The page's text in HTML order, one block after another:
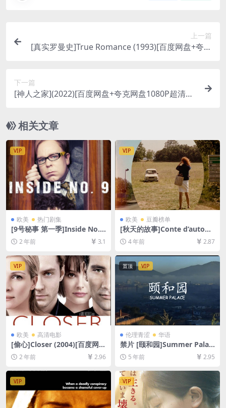
上一篇
[真实罗曼史]True Romance (1993)[百度网盘+夸克
下一篇
[神人之家](2022)[百度网盘+夸克网盘1080P超清资
相关文章
VIP
欧美 热门剧集
[9号秘事 第一季]Inside No. 9
Season 1 (2014)[百度网盘
+夸克网盘1080P超清未删减
资源][网盘在线播放/下载][MP
4/5.75GB][中英字幕]
2 年前 3.1
VIP
欧美 豆瓣榜单
[秋天的故事]Conte d’autom
ne (1998)[百度网盘+迅雷云盘
资源1080P超清未删减][MP4/
6GB][中文字幕]
4 年前 2.87
VIP
欧美 高清电影
[偷心]Closer (2004)[百度网盘
+夸克网盘1080P超清未删减
资源][网盘在线播放/下载][MP
2 年前 2.96
置顶 VIP
伦理青涩 华语
禁片 [颐和园]Summer Palac
e(2006)[百度网盘+夸克网盘
+迅雷云盘资源未删减1080P
5 年前 2.95
VIP VIP